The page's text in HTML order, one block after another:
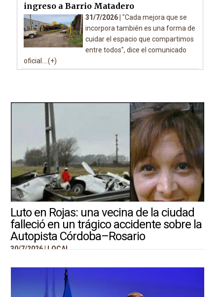
ingreso a Barrio Matadero
31/7/2026 | "Cada mejora que se
incorpora también es una forma de
cuidar el espacio que compartimos
entre todos", dice el comunicado
oficial....(+)
Luto en Rojas: una vecina de la ciudad
falleció en un trágico accidente sobre la
Autopista Córdoba–Rosario
30/7/2026 | LOCAL